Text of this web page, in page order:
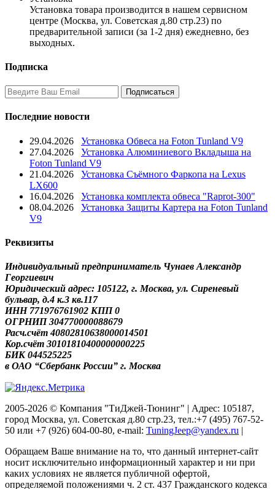
Установка товара производится в нашем сервисном
центре (Москва, ул. Советская д.80 стр.23) по
предварительной записи (за 1-2 дня) ежедневно, без
выходных.
Подписка
Последние новости
29.04.2026
Установка Обвеса на Foton Tunland V9
27.04.2026
Установка Алюминиевого Вкладыша на
Foton Tunland V9
21.04.2026
Установка Съёмного Фаркопа на Lexus
LX600
16.04.2026
Установка комплекта обвеса "Raprot-300"
08.04.2026
Установка Защиты Картера на Foton Tunland
V9
Реквизиты
Индивидуальный предприниматель Чунаев Александр
Георгиевич
Юридический адрес: 105122, г. Москва, ул. Сиреневый
бульвар, д.4 к.3 кв.117
ИНН 771976761902 КПП 0
ОГРНИП 304770000088679
Расч.счёт 40802810638000014501
Кор.счёт 30101810400000000225
БИК 044525225
в ОАО “Сбербанк России” г. Москва
2005-2026 © Компания "ТиДжей-Тюнинг" | Адрес: 105187,
город Москва, ул. Советская д.80 стр.23, тел.:+7 (495) 767-52-
50 или +7 (926) 604-00-80, e-mail: TuningJeep@yandex.ru |
Обращаем Ваше внимание на то, что данный интернет-сайт
носит исключительно информационный характер и ни при
каких условиях не является публичной офертой,
определяемой положениями ч. 2 ст. 437 Гражданского кодекса